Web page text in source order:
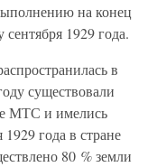
на конец
1929 года.
в
существовали
МТС и имелись
года в стране
80 %земли